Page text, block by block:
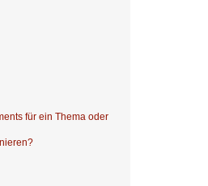
für ein Thema oder